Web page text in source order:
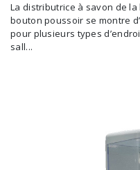
Balais et porte-poussières
Bouteilles et vaporisateurs
Distributrices et supports
Grattoirs, moutons et
Vêtements de sécurité
La distributrice à savon de la ligne INO Derm (INO-DE-50250) avec
bouton poussoir se montre
pour plusieurs types
sall...